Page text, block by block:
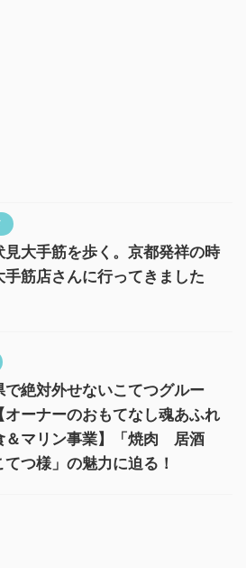
見大手筋を歩く。京都発祥の時
手筋店さんに行ってきました
で絶対外せないこてつグルー
オーナーのおもてなし魂あふれ
＆マリン事業】「焼肉 居酒
つ様」の魅力に迫る！